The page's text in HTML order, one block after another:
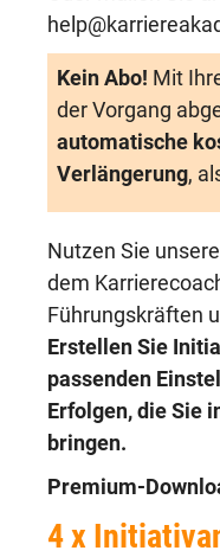
Kein Abo! Mit
der Vorgang
automatische
Verlängerung,
Nutzen Sie
dem
Führungskräften
Erstellen Sie
passenden
Erfolgen, die Sie
bringen.
Premium-
4 x